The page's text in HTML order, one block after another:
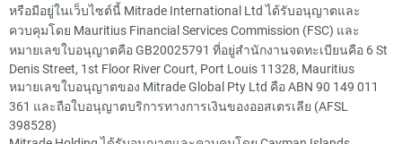
หรือมีอยู่ในเว็บไซต์นี้ Mitrade International Ltd ได้รับอนุญาตและ
ควบคุมโดย Mauritius Financial Services Commission (FSC) และ
หมายเลขใบอนุญาตคือ GB20025791 ที่อยู่สำนักงานจดทะเบียนคือ 6 St
Denis Street, 1st Floor River Court, Port Louis 11328, Mauritius
หมายเลขใบอนุญาตของ Mitrade Global Pty Ltd คือ ABN 90 149 011
361 และถือใบอนุญาตบริการทางการเงินของออสเตรเลีย (AFSL
398528)